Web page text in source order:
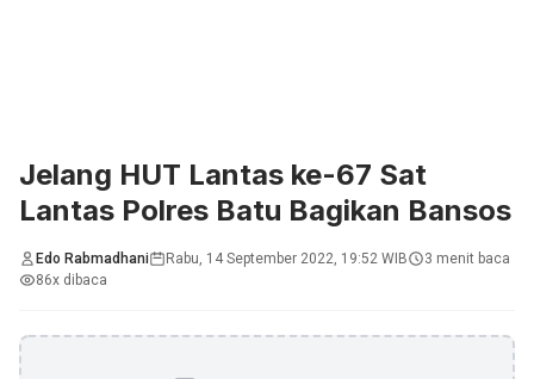
Jelang HUT Lantas ke-67 Sat
Lantas Polres Batu Bagikan Bansos
Edo Rabmadhani Rabu, 14 September 2022, 19:52 WIB
3 menit baca
86x dibaca